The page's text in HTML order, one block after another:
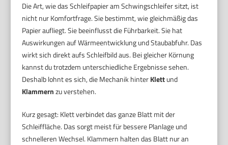
Die Art, wie das Schleifpapier am Schwingschleifer sitzt, ist
nicht nur Komfortfrage. Sie bestimmt, wie gleichmäßig das
Papier aufliegt. Sie beeinflusst die Führbarkeit. Sie hat
Auswirkungen auf Wärmeentwicklung und Staubabfuhr. Das
wirkt sich direkt aufs Schleifbild aus. Bei gleicher Körnung
kannst du trotzdem unterschiedliche Ergebnisse sehen.
Deshalb lohnt es sich, die Mechanik hinterKlettund
Klammernzu verstehen.
Kurz gesagt: Klett verbindet das ganze Blatt mit der
Schleiffläche. Das sorgt meist für bessere Planlage und
schnelleren Wechsel. Klammern halten das Blatt nur an